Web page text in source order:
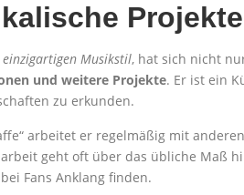
einzigartigen Musikstil, hat sich nicht
und weitere Projekte. Er ist ein
zu erkunden.
arbeitet er regelmäßig mit
geht oft über das übliche Maß
Fans Anklang finden.